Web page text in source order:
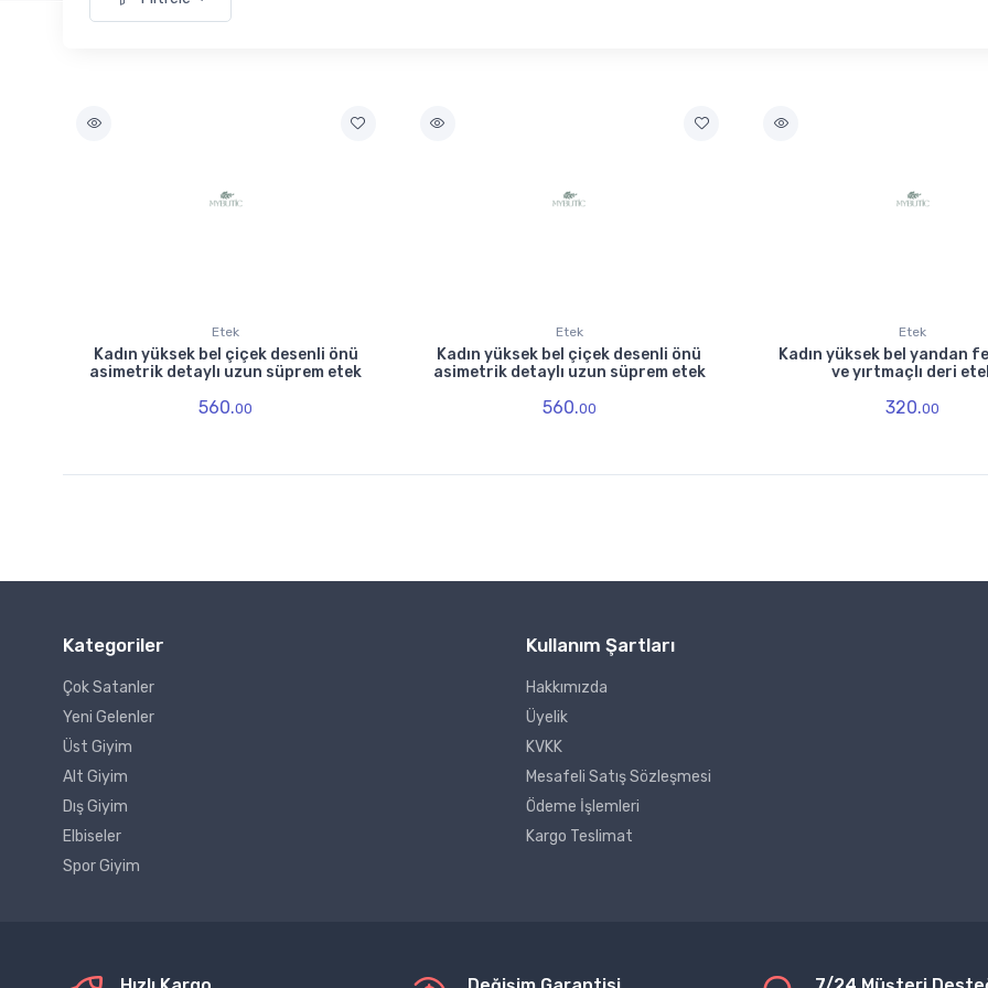
Etek
Kadın yüksek bel çiçek desenli önü
asimetrik detaylı uzun süprem etek
560.00
Etek
Kadın yüksek bel çiçek desenli önü
asimetrik detaylı uzun süprem etek
560.00
Etek
Kadın yüksek bel yandan
ve yırtmaçlı deri
320.00
Kategoriler
Çok Satanler
Yeni Gelenler
Üst Giyim
Alt Giyim
Dış Giyim
Elbiseler
Spor Giyim
Kullanım Şartları
Hakkımızda
Üyelik
KVKK
Mesafeli Satış Sözleşmesi
Ödeme İşlemleri
Kargo Teslimat